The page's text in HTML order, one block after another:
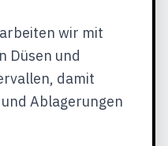
wir mit
Düsen und
damit
Ablagerungen